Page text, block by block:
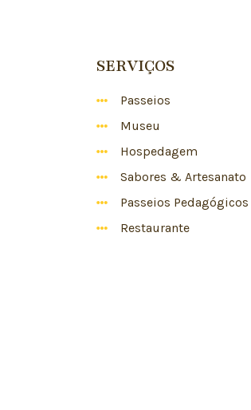
SERVIÇOS
Passeios
Museu
Hospedagem
Sabores & Artesanato
Passeios Pedagógicos
Restaurante